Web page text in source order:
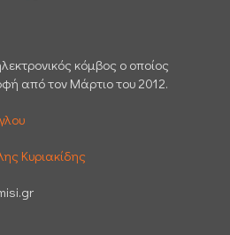
κόμβος ο οποίος
από τον Μάρτιο του 2012.
Κυριακίδης